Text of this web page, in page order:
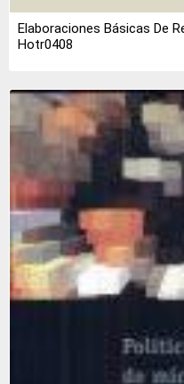
Elaboraciones Básicas De
Hotr0408